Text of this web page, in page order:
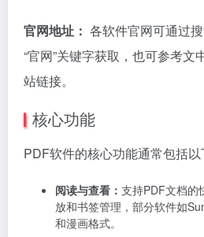
官网地址： 各软件官网可通过
“官网”关键字获取，也可参考文
站链接。
核心功能
PDF软件的核心功能通常包括以
阅读与查看： 支持PDF文档的
放和书签管理，部分软件如
和漫画格式。